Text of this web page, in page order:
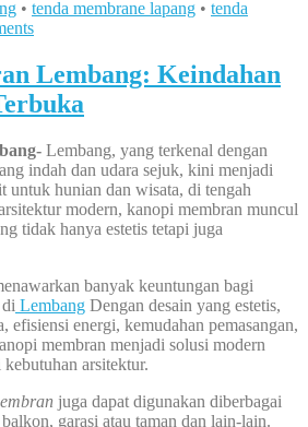
• tenda membrane lapang • tenda
Lembang: Keindahan
Lembang, yang terkenal dengan
indah dan udara sejuk, kini menjadi
untuk hunian dan wisata, di tengah
modern, kanopi membran muncul
tidak hanya estetis tetapi juga
banyak keuntungan bagi
Lembang Dengan desain yang estetis,
efisiensi energi, kemudahan pemasangan,
membran menjadi solusi modern
arsitektur.
juga dapat digunakan diberbagai
garasi atau taman dan lain-lain.